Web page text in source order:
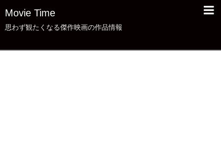
Movie Time
思わず観たくなる傑作映画の作品情報